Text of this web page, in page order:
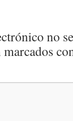
no
marcados